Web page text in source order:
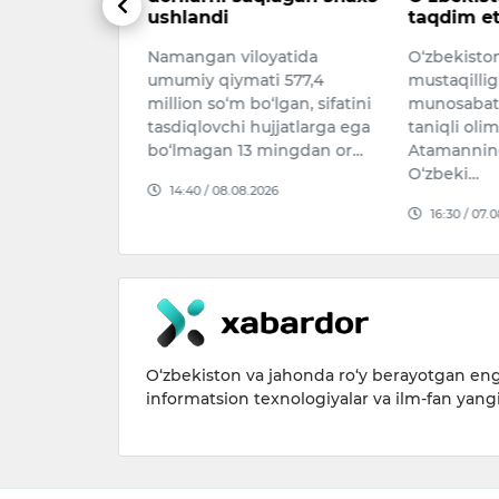
taqdim etildi
O‘zbekiston
mustaqilligining 35 yilligi
munosabati bilan turkiyalik
taniqli olim Kemal Yavuz
Atamanning “Men tanigan
Ukraina
Zelenskiy
vaziri
qabul qildi.
O‘zbekiston va jahonda ro‘y berayotgan
informatsion texnologiyalar va ilm-fan